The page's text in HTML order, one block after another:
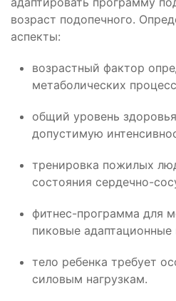
возраст подопечного.
аспекты:
возрастный фактор
метаболических
общий уровень
допустимую
тренировка пожилых
состояния сердечно-
фитнес-программа для
пиковые
тело ребенка требует
силовым нагрузкам.